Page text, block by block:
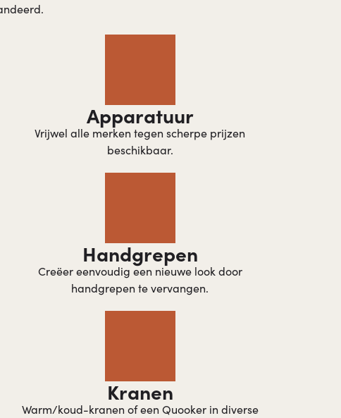
Apparatuur
Vrijwel alle merken tegen scherpe prijzen
beschikbaar.
Handgrepen​
Creëer eenvoudig een nieuwe look door
handgrepen te vervangen.
Kranen​
Warm/koud-kranen of een Quooker in diverse